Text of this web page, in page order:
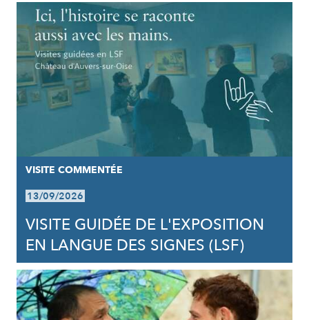
VISITE COMMENTÉE
13/09/2026
VISITE GUIDÉE DE L'EXPOSITION
EN LANGUE DES SIGNES (LSF)